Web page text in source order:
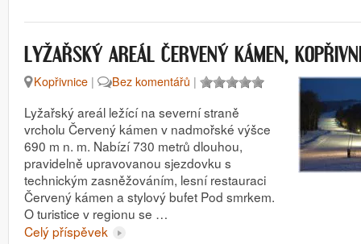
LYŽAŘSKÝ AREÁL ČERVENÝ KÁMEN,
Kopřivnice | Bez komentářů |
Lyžařský areál ležící na severní straně
vrcholu Červený kámen v nadmořské výšce
690 m n. m. Nabízí 730 metrů dlouhou,
pravidelně upravovanou sjezdovku s
technickým zasněžováním, lesní restauraci
Červený kámen a stylový bufet Pod smrkem.
O turistice v regionu se …
Celý příspěvek